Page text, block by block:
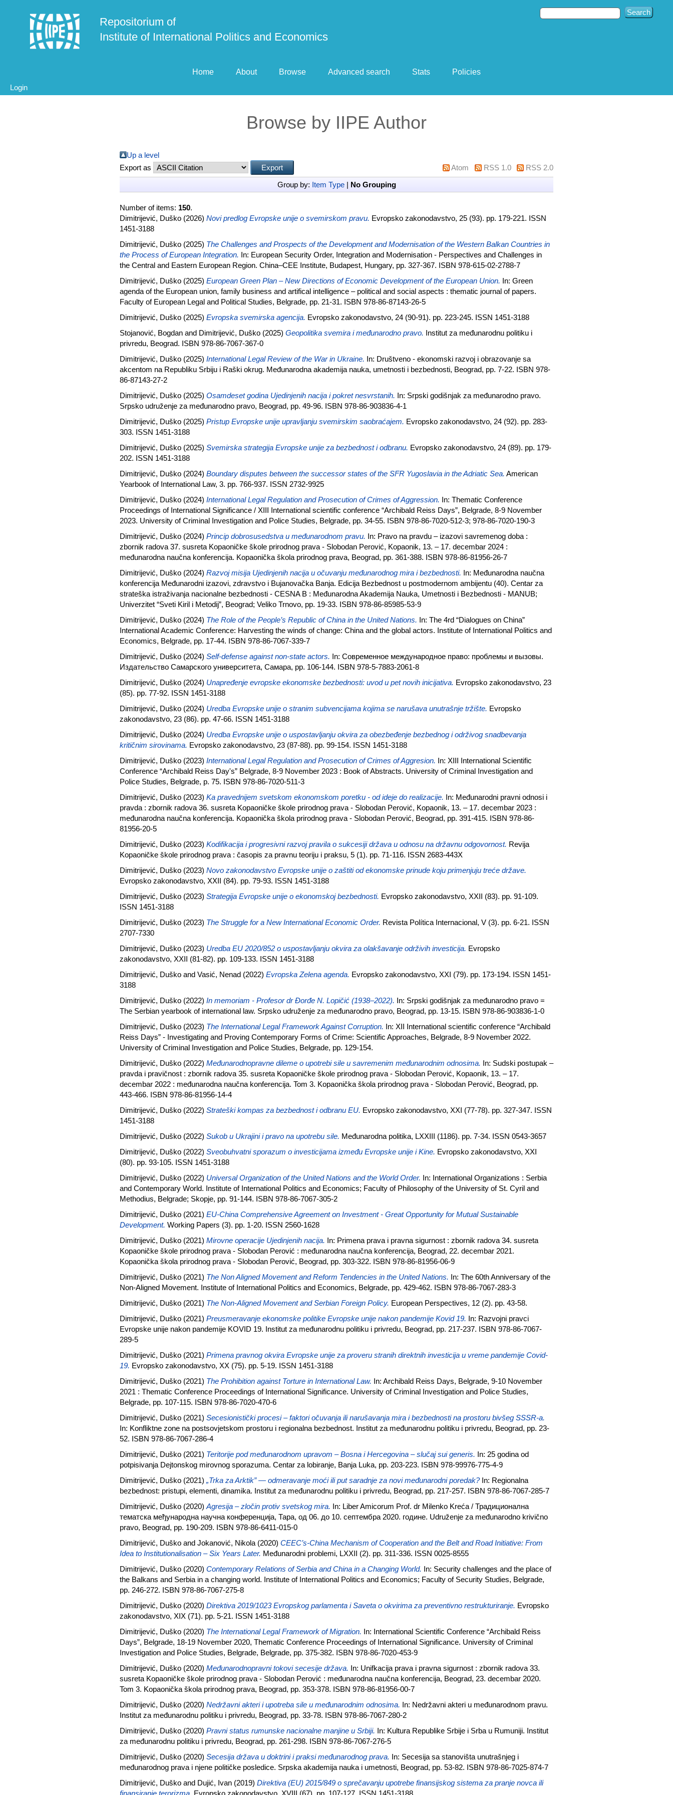
Repositorium of
Institute of International Politics and Economics
Home About Browse Advanced search Stats
Policies
Login
Browse by IIPE Author
Up a level
Export as
Atom RSS 1.0
RSS 2.0
Group by: Item Type| No Grouping
Number of items: 150.
Dimitrijević, Duško (2026) Novi predlog Evropske unije o svemirskom pravu. Evropsko zakonodavstvo, 25 (93). pp. 179-221. ISSN
1451-3188
Dimitrijević, Duško (2025) The Challenges and Prospects of the Development and Modernisation of the Western Balkan Countries in
the Process of European Integration. In: European Security Order, Integration and Modernisation - Perspectives and Challenges in
the Central and Eastern European Region. China–CEE Institute, Budapest, Hungary, pp. 327-367. ISBN 978-615-02-2788-7
Dimitrijević, Duško (2025) European Green Plan – New Directions of Economic Development of the European Union. In: Green
agenda of the European union, family business and artifical intelligence – political and social aspects : thematic journal of papers.
Faculty of European Legal and Political Studies, Belgrade, pp. 21-31. ISBN 978-86-87143-26-5
Dimitrijević, Duško (2025) Evropska svemirska agencija. Evropsko zakonodavstvo, 24 (90-91). pp. 223-245. ISSN 1451-3188
Stojanović, Bogdan and Dimitrijević, Duško (2025) Geopolitika svemira i međunarodno pravo. Institut za međunarodnu politiku i
privredu, Beograd. ISBN 978-86-7067-367-0
Dimitrijević, Duško (2025) International Legal Review of the War in Ukraine. In: Društveno - ekonomski razvoj i obrazovanje sa
akcentom na Republiku Srbiju i Raški okrug. Međunarodna akademija nauka, umetnosti i bezbednosti, Beograd, pp. 7-22. ISBN 978-
86-87143-27-2
Dimitrijević, Duško (2025) Osamdeset godina Ujedinjenih nacija i pokret nesvrstanih. In: Srpski godišnjak za međunarodno pravo.
Srpsko udruženje za međunarodno pravo, Beograd, pp. 49-96. ISBN 978-86-903836-4-1
Dimitrijević, Duško (2025) Pristup Evropske unije upravljanju svemirskim saobraćajem. Evropsko zakonodavstvo, 24 (92). pp. 283-
303. ISSN 1451-3188
Dimitrijević, Duško (2025) Svemirska strategija Evropske unije za bezbednost i odbranu. Evropsko zakonodavstvo, 24 (89). pp. 179-
202. ISSN 1451-3188
Dimitrijević, Duško (2024) Boundary disputes between the successor states of the SFR Yugoslavia in the Adriatic Sea. American
Yearbook of International Law, 3. pp. 766-937. ISSN 2732-9925
Dimitrijević, Duško (2024) International Legal Regulation and Prosecution of Crimes of Aggression. In: Thematic Conference
Proceedings of International Significance / XIII International scientific conference “Archibald Reiss Days”, Belgrade, 8-9 November
2023. University of Criminal Investigation and Police Studies, Belgrade, pp. 34-55. ISBN 978-86-7020-512-3; 978-86-7020-190-3
Dimitrijević, Duško (2024) Princip dobrosusedstva u međunarodnom pravu. In: Pravo na pravdu – izazovi savremenog doba :
zbornik radova 37. susreta Kopaoničke škole prirodnog prava - Slobodan Perović, Kopaonik, 13. – 17. decembar 2024 :
međunarodna naučna konferencija. Kopaonička škola prirodnog prava, Beograd, pp. 361-388. ISBN 978-86-81956-26-7
Dimitrijević, Duško (2024) Razvoj misija Ujedinjenih nacija u očuvanju međunarodnog mira i bezbednosti. In: Međunarodna naučna
konferencija Međunarodni izazovi, zdravstvo i Bujanovačka Banja. Edicija Bezbednost u postmodernom ambijentu (40). Centar za
strateška istraživanja nacionalne bezbednosti - CESNA B : Međunarodna Akademija Nauka, Umetnosti i Bezbednosti - MANUB;
Univerzitet “Sveti Kiril i Metodij”, Beograd; Veliko Trnovo, pp. 19-33. ISBN 978-86-85985-53-9
Dimitrijević, Duško (2024) The Role of the People’s Republic of China in the United Nations. In: The 4rd “Dialogues on China”
International Academic Conference: Harvesting the winds of change: China and the global actors. Institute of International Politics and
Economics, Belgrade, pp. 17-44. ISBN 978-86-7067-339-7
Dimitrijević, Duško (2024) Self-defense against non-state actors. In: Современное международное право: проблемы и вызовы.
Издательство Самарского университета, Самара, pp. 106-144. ISBN 978-5-7883-2061-8
Dimitrijević, Duško (2024) Unapređenje evropske ekonomske bezbednosti: uvod u pet novih inicijativa. Evropsko zakonodavstvo, 23
(85). pp. 77-92. ISSN 1451-3188
Dimitrijević, Duško (2024) Uredba Evropske unije o stranim subvencijama kojima se narušava unutrašnje tržište. Evropsko
zakonodavstvo, 23 (86). pp. 47-66. ISSN 1451-3188
Dimitrijević, Duško (2024) Uredba Evropske unije o uspostavljanju okvira za obezbeđenje bezbednog i održivog snadbevanja
kritičnim sirovinama. Evropsko zakonodavstvo, 23 (87-88). pp. 99-154. ISSN 1451-3188
Dimitrijević, Duško (2023) International Legal Regulation and Prosecution of Crimes of Aggresion. In: XIII International Scientific
Conference “Archibald Reiss Day's” Belgrade, 8-9 November 2023 : Book of Abstracts. University of Criminal Investigation and
Police Studies, Belgrade, p. 75. ISBN 978-86-7020-511-3
Dimitrijević, Duško (2023) Ka pravednijem svetskom ekonomskom poretku - od ideje do realizacije. In: Međunarodni pravni odnosi i
pravda : zbornik radova 36. susreta Kopaoničke škole prirodnog prava - Slobodan Perović, Kopaonik, 13. – 17. decembar 2023 :
međunarodna naučna konferencija. Kopaonička škola prirodnog prava - Slobodan Perović, Beograd, pp. 391-415. ISBN 978-86-
81956-20-5
Dimitrijević, Duško (2023) Kodifikacija i progresivni razvoj pravila o sukcesiji država u odnosu na državnu odgovornost. Revija
Kopaoničke škole prirodnog prava : časopis za pravnu teoriju i praksu, 5 (1). pp. 71-116. ISSN 2683-443X
Dimitrijević, Duško (2023) Novo zakonodavstvo Evropske unije o zaštiti od ekonomske prinude koju primenjuju treće države.
Evropsko zakonodavstvo, XXII (84). pp. 79-93. ISSN 1451-3188
Dimitrijević, Duško (2023) Strategija Evropske unije o ekonomskoj bezbednosti. Evropsko zakonodavstvo, XXII (83). pp. 91-109.
ISSN 1451-3188
Dimitrijević, Duško (2023) The Struggle for a New International Economic Order. Revista Política Internacional, V (3). pp. 6-21. ISSN
2707-7330
Dimitrijević, Duško (2023) Uredba EU 2020/852 o uspostavljanju okvira za olakšavanje održivih investicija. Evropsko
zakonodavstvo, XXII (81-82). pp. 109-133. ISSN 1451-3188
Dimitrijević, Duško and Vasić, Nenad (2022) Evropska Zelena agenda. Evropsko zakonodavstvo, XXI (79). pp. 173-194. ISSN 1451-
3188
Dimitrijević, Duško (2022) In memoriam - Profesor dr Đorđe N. Lopičić (1938–2022). In: Srpski godišnjak za međunarodno pravo =
The Serbian yearbook of international law. Srpsko udruženje za međunarodno pravo, Beograd, pp. 13-15. ISBN 978-86-903836-1-0
Dimitrijević, Duško (2023) The International Legal Framework Against Corruption. In: XII International scientific conference “Archibald
Reiss Days” - Investigating and Proving Contemporary Forms of Crime: Scientific Approaches, Belgrade, 8-9 November 2022.
University of Criminal Investigation and Police Studies, Belgrade, pp. 129-154.
Dimitrijević, Duško (2022) Međunarodnopravne dileme o upotrebi sile u savremenim međunarodnim odnosima. In: Sudski postupak –
pravda i pravičnost : zbornik radova 35. susreta Kopaoničke škole prirodnog prava - Slobodan Perović, Kopaonik, 13. – 17.
decembar 2022 : međunarodna naučna konferencija. Tom 3. Kopaonička škola prirodnog prava - Slobodan Perović, Beograd, pp.
443-466. ISBN 978-86-81956-14-4
Dimitrijević, Duško (2022) Strateški kompas za bezbednost i odbranu EU. Evropsko zakonodavstvo, XXI (77-78). pp. 327-347. ISSN
1451-3188
Dimitrijević, Duško (2022) Sukob u Ukrajini i pravo na upotrebu sile. Međunarodna politika, LXXIII (1186). pp. 7-34. ISSN 0543-3657
Dimitrijević, Duško (2022) Sveobuhvatni sporazum o investicijama između Evropske unije i Kine. Evropsko zakonodavstvo, XXI
(80). pp. 93-105. ISSN 1451-3188
Dimitrijević, Duško (2022) Universal Organization of the United Nations and the World Order. In: International Organizations : Serbia
and Contemporary World. Institute of International Politics and Economics; Faculty of Philosophy of the University of St. Cyril and
Methodius, Belgrade; Skopje, pp. 91-144. ISBN 978-86-7067-305-2
Dimitrijević, Duško (2021) EU-China Comprehensive Agreement on Investment - Great Opportunity for Mutual Sustainable
Development. Working Papers (3). pp. 1-20. ISSN 2560-1628
Dimitrijević, Duško (2021) Mirovne operacije Ujedinjenih nacija. In: Primena prava i pravna sigurnost : zbornik radova 34. susreta
Kopaoničke škole prirodnog prava - Slobodan Perović : međunarodna naučna konferencija, Beograd, 22. decembar 2021.
Kopaonička škola prirodnog prava - Slobodan Perović, Beograd, pp. 303-322. ISBN 978-86-81956-06-9
Dimitrijević, Duško (2021) The Non Aligned Movement and Reform Tendencies in the United Nations. In: The 60th Anniversary of the
Non-Aligned Movement. Institute of International Politics and Economics, Belgrade, pp. 429-462. ISBN 978-86-7067-283-3
Dimitrijević, Duško (2021) The Non-Aligned Movement and Serbian Foreign Policy. European Perspectives, 12 (2). pp. 43-58.
Dimitrijević, Duško (2021) Preusmeravanje ekonomske politike Evropske unije nakon pandemije Kovid 19. In: Rаzvојni prаvci
Еvrоpskе uniје nаkоn pаndеmiје KОVID 19. Institut za međunarodnu politiku i privredu, Beograd, pp. 217-237. ISBN 978-86-7067-
289-5
Dimitrijević, Duško (2021) Primena pravnog okvira Evropske unije za proveru stranih direktnih investicija u vreme pandemije Covid-
19. Evropsko zakonodavstvo, XX (75). pp. 5-19. ISSN 1451-3188
Dimitrijević, Duško (2021) The Prohibition against Torture in International Law. In: Archibald Reiss Days, Belgrade, 9-10 November
2021 : Thematic Conference Proceedings of International Significance. University of Criminal Investigation and Police Studies,
Belgrade, pp. 107-115. ISBN 978-86-7020-470-6
Dimitrijević, Duško (2021) Secesionistički procesi – faktori očuvanja ili narušavanja mira i bezbednosti na prostoru bivšeg SSSR-a.
In: Konfliktne zone na postsovjetskom prostoru i regionalna bezbednost. Institut za međunarodnu politiku i privredu, Beograd, pp. 23-
52. ISBN 978-86-7067-286-4
Dimitrijević, Duško (2021) Teritorije pod međunarodnom upravom – Bosna i Hercegovina – slučaj sui generis. In: 25 godina od
potpisivanja Dejtonskog mirovnog sporazuma. Centar za lobiranje, Banja Luka, pp. 203-223. ISBN 978-99976-775-4-9
Dimitrijević, Duško (2021) „Trka za Arktik” — odmeravanje moći ili put saradnje za novi međunarodni poredak?In: Regionalna
bezbednost: pristupi, elementi, dinamika. Institut za međunarodnu politiku i privredu, Beograd, pp. 217-257. ISBN 978-86-7067-285-7
Dimitrijević, Duško (2020) Agresija – zločin protiv svetskog mira. In: Liber Amicorum Prof. dr Milenko Kreća / Традиционална
тематскa међународнa научнa конференција, Тара, од 06. до 10. септембра 2020. године. Udruženje za međunarodno krivično
pravo, Beograd, pp. 190-209. ISBN 978-86-6411-015-0
Dimitrijević, Duško and Jokanović, Nikola (2020) CEEC’s-China Mechanism of Cooperation and the Belt and Road Initiative: From
Idea to Institutionalisation – Six Years Later. Međunarodni problemi, LXXII (2). pp. 311-336. ISSN 0025-8555
Dimitrijević, Duško (2020) Contemporary Relations of Serbia and China in a Changing World. In: Security challenges and the place of
the Balkans and Serbia in a changing world. Institute of International Politics and Economics; Faculty of Security Studies, Belgrade,
pp. 246-272. ISBN 978-86-7067-275-8
Dimitrijević, Duško (2020) Direktiva 2019/1023 Evropskog parlamenta i Saveta o okvirima za preventivno restrukturiranje. Evropsko
zakonodavstvo, XIX (71). pp. 5-21. ISSN 1451-3188
Dimitrijević, Duško (2020) The International Legal Framework of Migration. In: International Scientific Conference “Archibald Reiss
Days”, Belgrade, 18-19 November 2020, Thematic Conference Proceedings of International Significance. University of Criminal
Investigation and Police Studies, Belgrade, Belgrade, pp. 375-382. ISBN 978-86-7020-453-9
Dimitrijević, Duško (2020) Međunarodnopravni tokovi secesije država. In: Unifkacija prava i pravna sigurnost : zbornik radova 33.
susreta Kopaoničke škole prirodnog prava - Slobodan Perović : međunarodna naučna konferencija, Beograd, 23. decembar 2020.
Tom 3. Kopaonička škola prirodnog prava, Beograd, pp. 353-378. ISBN 978-86-81956-00-7
Dimitrijević, Duško (2020) Nedržavni akteri i upotreba sile u međunarodnim odnosima. In: Nedržavni akteri u međunarodnom pravu.
Institut za međunarodnu politiku i privredu, Beograd, pp. 33-78. ISBN 978-86-7067-280-2
Dimitrijević, Duško (2020) Pravni status rumunske nacionalne manjine u Srbiji. In: Kultura Republike Srbije i Srba u Rumuniji. Institut
za međunarodnu politiku i privredu, Beograd, pp. 261-298. ISBN 978-86-7067-276-5
Dimitrijević, Duško (2020) Secesija država u doktrini i praksi međunarodnog prava. In: Secesija sa stanovišta unutrašnjeg i
međunarodnog prava i njene političke posledice. Srpska akademija nauka i umetnosti, Beograd, pp. 53-82. ISBN 978-86-7025-874-7
Dimitrijević, Duško and Dujić, Ivan (2019) Direktiva (EU) 2015/849 o sprečavanju upotrebe finansijskog sistema za pranje novca ili
finansiranje terorizma. Evropsko zakonodavstvo, XVIII (67). pp. 107-127. ISSN 1451-3188